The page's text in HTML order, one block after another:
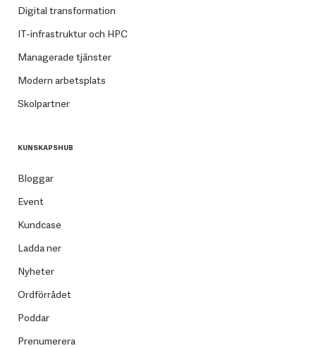
Digital transformation
IT-infrastruktur och HPC
Managerade tjänster
Modern arbetsplats
Skolpartner
KUNSKAPSHUB
Bloggar
Event
Kundcase
Ladda ner
Nyheter
Ordförrådet
Poddar
Prenumerera